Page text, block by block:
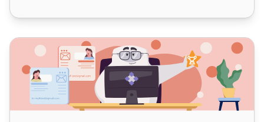
Agentes de atendimento ao cliente com IA: Como eles